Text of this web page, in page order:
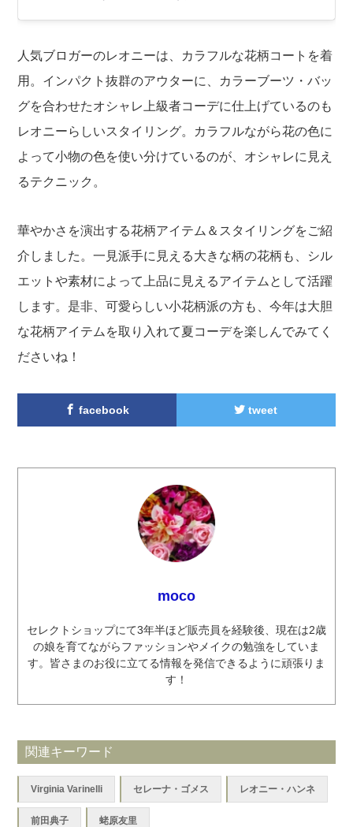
人気ブロガーのレオニーは、カラフルな花柄コートを着
用。インパクト抜群のアウターに、カラーブーツ・バッ
グを合わせたオシャレ上級者コーデに仕上げているのも
レオニーらしいスタイリング。カラフルながら花の色に
よって小物の色を使い分けているのが、オシャレに見え
るテクニック。
華やかさを演出する花柄アイテム＆スタイリングをご紹
介しました。一見派手に見える大きな柄の花柄も、シル
エットや素材によって上品に見えるアイテムとして活躍
します。是非、可愛らしい小花柄派の方も、今年は大胆
な花柄アイテムを取り入れて夏コーデを楽しんでみてく
ださいね！
facebook tweet
moco
セレクトショップにて3年半ほど販売員を経験後、現在は2歳
の娘を育てながらファッションやメイクの勉強をしていま
す。皆さまのお役に立てる情報を発信できるように頑張りま
す！
関連キーワード
Virginia Varinelli セレーナ・ゴメス レオニー・ハンネ
前田典子 蛯原友里